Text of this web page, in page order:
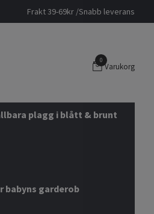
Frakt 39-69kr /Snabb leverans
0
Varukorg
plagg i blått & brunt
babyns garderob